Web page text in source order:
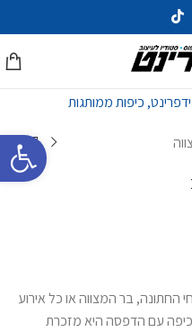
פתח
בר המצווה או כל אירוע
כיפה עם הדפסה היא מזכרת